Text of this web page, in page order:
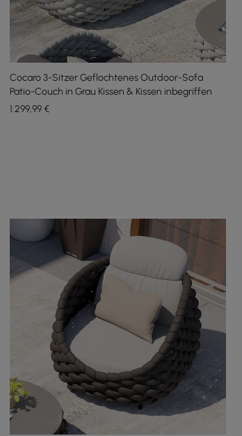
Cocaro 3-Sitzer Geflochtenes Outdoor-Sofa
Patio-Couch in Grau Kissen & Kissen inbegriffen
1.299,99€